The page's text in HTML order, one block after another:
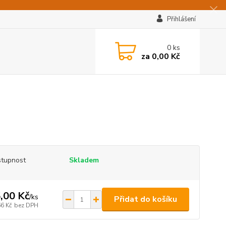
Přihlášení
0ks
za 0,00 Kč
Skladem
Kč/ks
Kč bez DPH
Přidat do košíku